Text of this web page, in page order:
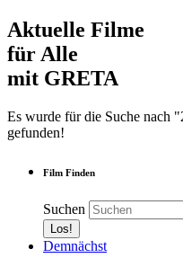
Aktuelle Filme
für Alle
mit GRETA
Es wurde für die Suche nach
gefunden!
Film Finden
Suchen
Demnächst